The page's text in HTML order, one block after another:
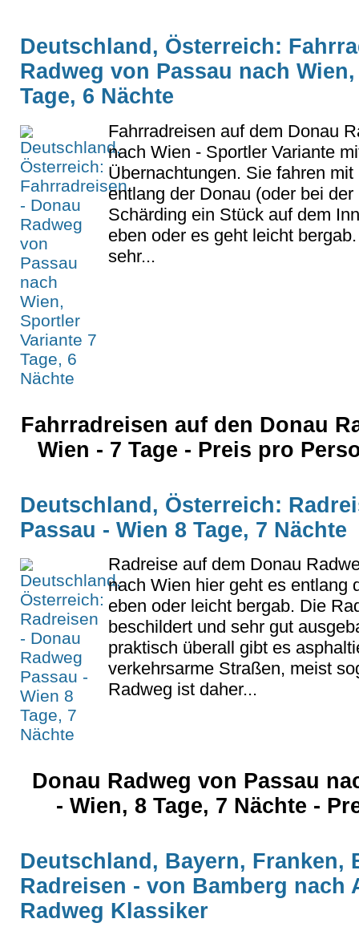
Deutschland, Österreich:
Radweg von Passau nach
Tage, 6 Nächte
Fahrradreisen auf dem Donau
nach Wien - Sportler Variante
Übernachtungen. Sie fahren mit
entlang der Donau (oder bei
Schärding ein Stück auf dem
eben oder es geht leicht
sehr...
Fahrradreisen auf den Donau
Wien - 7 Tage - Preis pro
Deutschland, Österreich:
Passau - Wien 8 Tage, 7 Nächte
Radreise auf dem Donau
nach Wien hier geht es entlang
eben oder leicht bergab. Die
beschildert und sehr gut
praktisch überall gibt es
verkehrsarme Straßen, meist
Radweg ist daher...
Donau Radweg von Passau
- Wien, 8 Tage, 7 Nächte -
Deutschland, Bayern, Franken,
Radreisen - von Bamberg nach
Radweg Klassiker